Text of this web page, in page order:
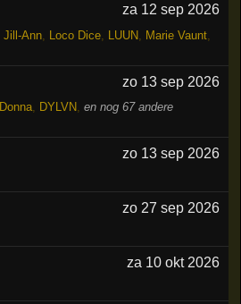
za 12 sep 2026
Jill-Ann, Loco Dice, LUUN Marie Vaunt,
zo 13 sep 2026
Donna, DYLVN
en nog 67 andere
zo 13 sep 2026
zo 27 sep 2026
za 10 okt 2026